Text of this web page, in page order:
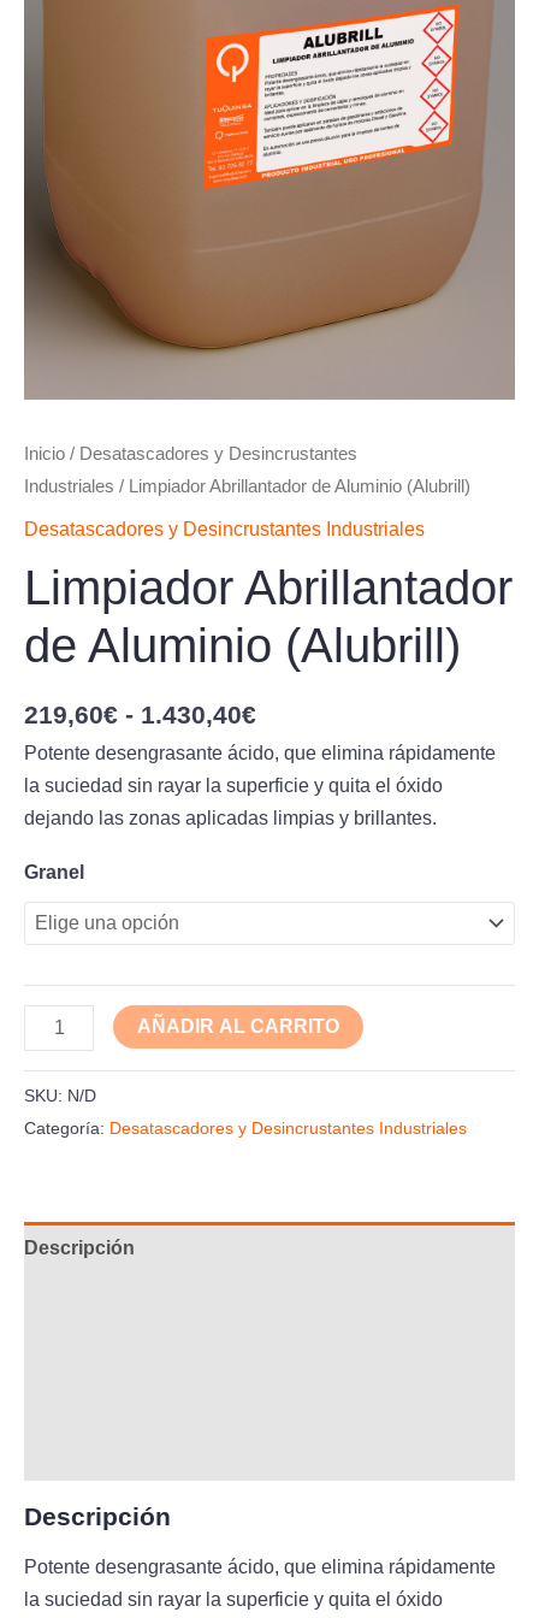
Inicio / Desatascadores y Desincrustantes
Industriales / Limpiador Abrillantador de Aluminio (Alubrill)
Desatascadores y Desincrustantes Industriales
Limpiador Abrillantador
de Aluminio (Alubrill)
219,60€ - 1.430,40€
Potente desengrasante ácido, que elimina rápidamente
la suciedad sin rayar la superficie y quita el óxido
dejando las zonas aplicadas limpias y brillantes.
Granel
AÑADIR AL CARRITO
SKU: N/D
Categoría: Desatascadores y Desincrustantes Industriales
Descripción
Descripción
Potente desengrasante ácido, que elimina rápidamente
la suciedad sin rayar la superficie y quita el óxido